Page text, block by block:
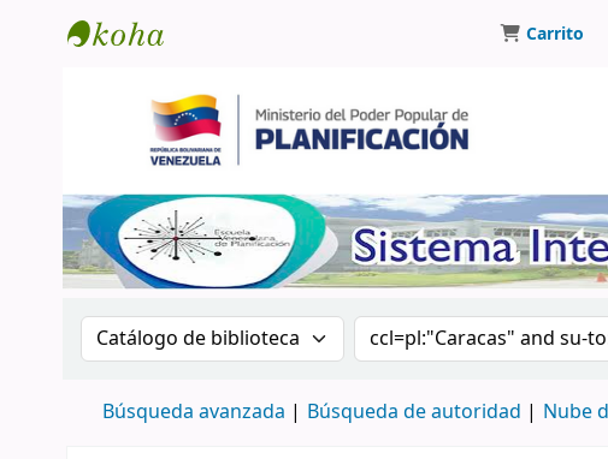
Carrito
Buscar en el catálogo por:Buscar en el catálogo
Búsqueda avanzada Búsqueda de autoridad Nube